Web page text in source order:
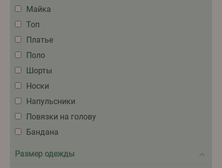
Майка
Топ
Платье
Поло
Шорты
Носки
Напульсники
Повязки на голову
Бандана
Размер одежды